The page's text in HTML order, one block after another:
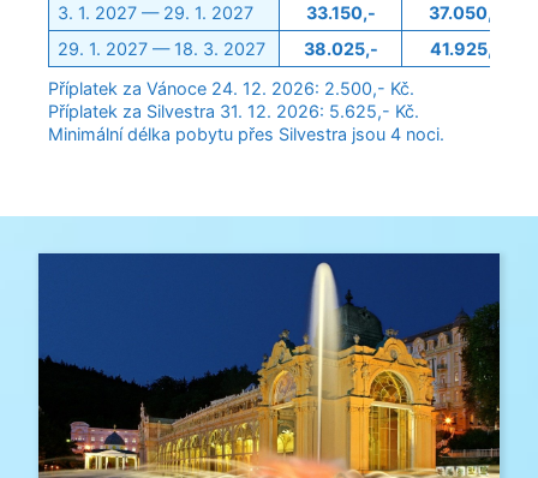
3. 1. 2027 — 29. 1. 2027
33.150,-
37.050,-
29. 1. 2027 — 18. 3. 2027
38.025,-
41.925,-
Příplatek za Vánoce 24. 12. 2026: 2.500,- Kč.
Příplatek za Silvestra 31. 12. 2026: 5.625,- Kč.
Minimální délka pobytu přes Silvestra jsou 4 noci.